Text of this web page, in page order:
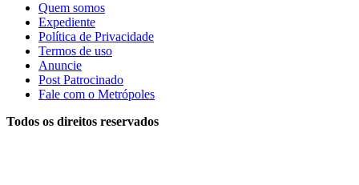
Quem somos
Expediente
Política de Privacidade
Termos de uso
Anuncie
Post Patrocinado
Fale com o Metrópoles
Todos os direitos reservados